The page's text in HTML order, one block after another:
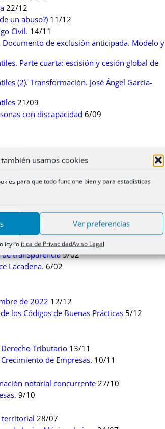
también usamos cookies
para que todo funcione bien y para estadísticas
Ver preferencias
Política de PrivacidadAviso Legal
22/12
un abuso?) 11/12
Civil. 14/11
de exclusión anticipada. Modelo y
Parte cuarta: escisión y cesión global de
(2). Transformación. José Ángel García-
21/09
con discapacidad 6/09
1111 y 2016/1103. 12/04
del Notariado y Código de Comercio.
22/02
transparencia9/02
Lacadena. 6/02
de 2022 12/12
los Códigos de Buenas Prácticas 5/12
Tributario 13/11
de Empresas. 10/11
notarial concurrente27/10
9/10
territorial 28/07